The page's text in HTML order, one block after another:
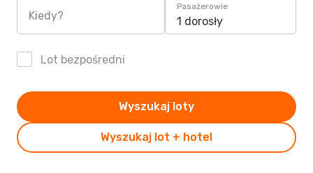
Kiedy?
Pasażerowie
1 dorosły
Lot bezpośredni
Wyszukaj lot + hotel
Wyszukaj loty